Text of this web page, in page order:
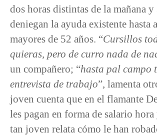
dos horas distintas de la mañana
deniegan la ayuda existente hasta
mayores de 52 años. “Cursillos
quieras, pero de curro nada de
un compañero; “hasta pal campo
entrevista de trabajo”, lamenta
joven cuenta que en el flamante
les pagan en forma de salario
tan joven relata cómo le han